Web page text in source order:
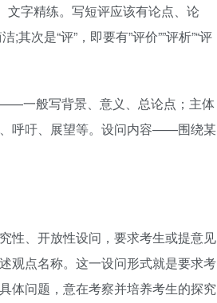
文字精练。写短评应该有论点、论
次是“评”，即要有”评价””评析”“评
一般写背景、意义、总论点；主体
呼吁、展望等。设问内容——围绕某
性、开放性设问，要求考生或提意见
观点名称。这一设问形式就是要求考
体问题，意在考察并培养考生的探究